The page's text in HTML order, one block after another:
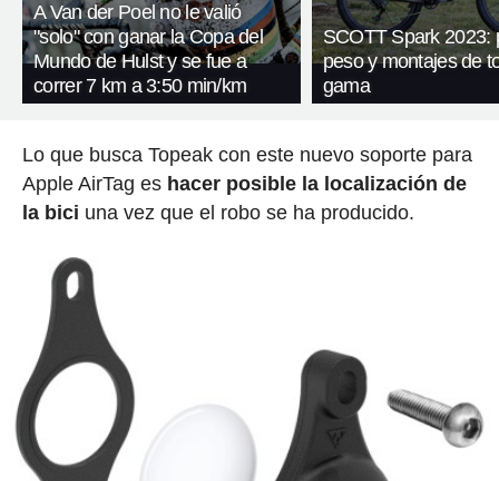
A Van der Poel no le valió
"solo" con ganar la Copa del
Mundo de Hulst y se fue a
correr 7 km a 3:50 min/km
SCOTT Spark 2023:
peso y montajes de
gama
Lo que busca Topeak con este nuevo soporte para
Apple AirTag es hacer posible la localización de
la bici una vez que el robo se ha producido.